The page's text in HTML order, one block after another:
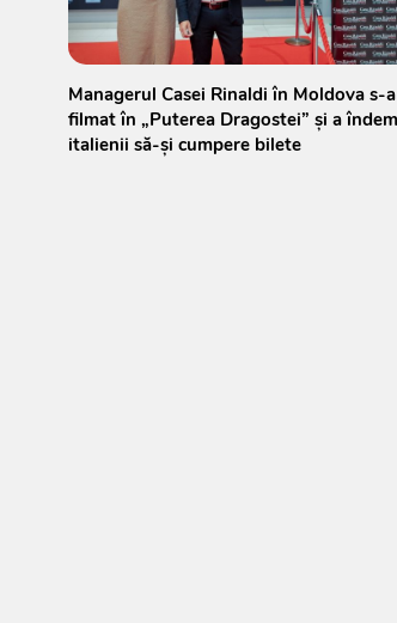
Managerul Casei Rinaldi în Moldova s-a
filmat în „Puterea Dragostei” și a
italienii să-și cumpere bilete